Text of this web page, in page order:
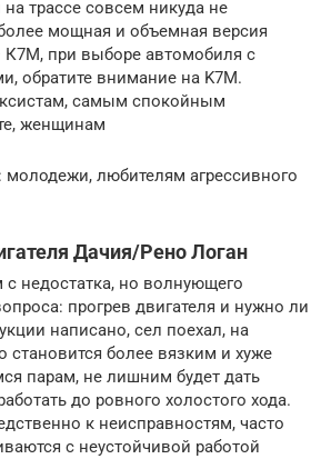
трассе совсем никуда не
мощная и объемная версия
К7М, при выборе автомобиля с
обратите внимание на K7M.
самым спокойным
женщинам
любителям агрессивного
Дачия/Рено Логан
недостатка, но волнующего
прогрев двигателя и нужно ли
написано, сел поехал, на
становится более вязким и хуже
парам, не лишним будет дать
до ровного холостого хода.
к неисправностям, часто
с неустойчивой работой